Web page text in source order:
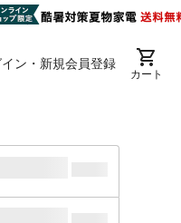
イン・新規会員登録
カート